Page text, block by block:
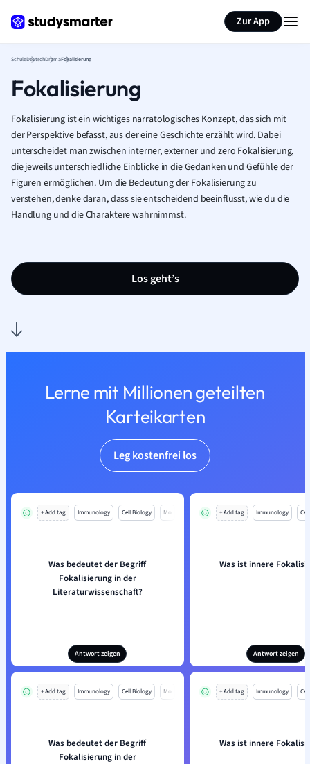
Zur App
SchuleDeutschDramaFokalisierung
Fokalisierung
Fokalisierung ist ein wichtiges narratologisches Konzept, das sich mit
der Perspektive befasst, aus der eine Geschichte erzählt wird. Dabei
unterscheidet man zwischen interner, externer und zero Fokalisierung,
die jeweils unterschiedliche Einblicke in die Gedanken und Gefühle der
Figuren ermöglichen. Um die Bedeutung der Fokalisierung zu
verstehen, denke daran, dass sie entscheidend beeinflusst, wie du die
Handlung und die Charaktere wahrnimmst.
Los geht’s
Lerne mit Millionen geteilten
Karteikarten
Leg kostenfrei los
+ Add tag Immunology Cell Biology Mo
Was bedeutet der Begriff
Fokalisierung in der
Literaturwissenschaft?
Antwort zeigen
+ Add tag Immunology
Was ist innere
Antwort zeigen
+ Add tag Immunology Cell Biology Mo
Was bedeutet der Begriff
Fokalisierung in der
+ Add tag Immunology
Was ist innere
Seite zusammenfassen